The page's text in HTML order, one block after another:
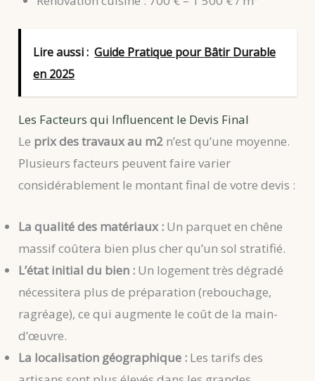
Lire aussi : Guide Pratique pour Bâtir Durable
en 2025
Les Facteurs qui Influencent le Devis Final
Le prix des travaux au m2 n’est qu’une moyenne.
Plusieurs facteurs peuvent faire varier
considérablement le montant final de votre devis :
La qualité des matériaux : Un parquet en chêne
massif coûtera bien plus cher qu’un sol stratifié.
L’état initial du bien : Un logement très dégradé
nécessitera plus de préparation (rebouchage,
ragréage), ce qui augmente le coût de la main-
d’œuvre.
La localisation géographique : Les tarifs des